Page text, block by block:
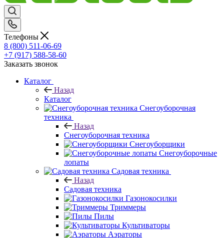
Телефоны
8 (800) 511-06-69
+7 (917) 588-58-60
Заказать звонок
Каталог
Назад
Каталог
Снегоуборочная
техника
Назад
Снегоуборочная техника
Снегоуборщики
Снегоуборочные
лопаты
Садовая техника
Назад
Садовая техника
Газонокосилки
Триммеры
Пилы
Культиваторы
Аэраторы